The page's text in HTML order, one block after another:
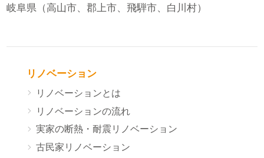
岐阜県（高山市、郡上市、飛騨市、白川村）
リノベーション
リノベーションとは
リノベーションの流れ
実家の断熱・耐震リノベーション
古民家リノベーション